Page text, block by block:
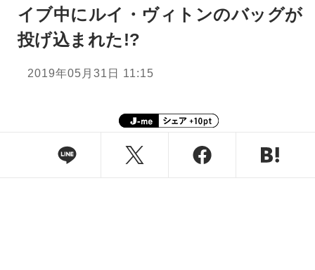
イブ中にルイ・ヴィトンのバッグが
投げ込まれた!?
2019年05月31日 11:15